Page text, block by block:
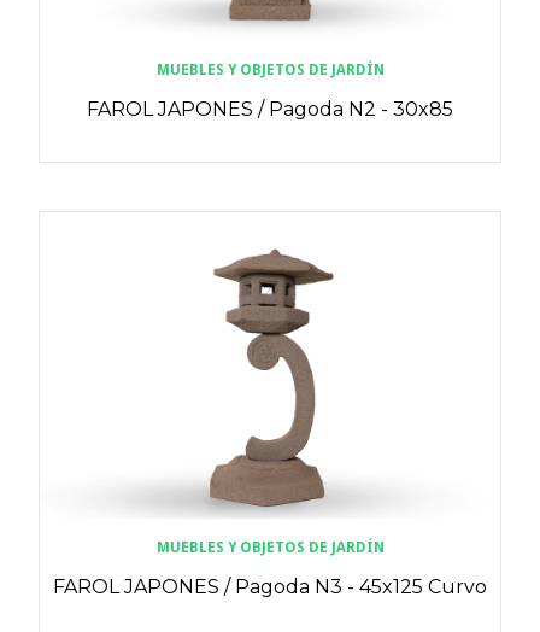
MUEBLES Y OBJETOS DE JARDÍN
FAROL JAPONES / Pagoda N2 - 30x85
MUEBLES Y OBJETOS DE JARDÍN
FAROL JAPONES / Pagoda N3 - 45x125 Curvo